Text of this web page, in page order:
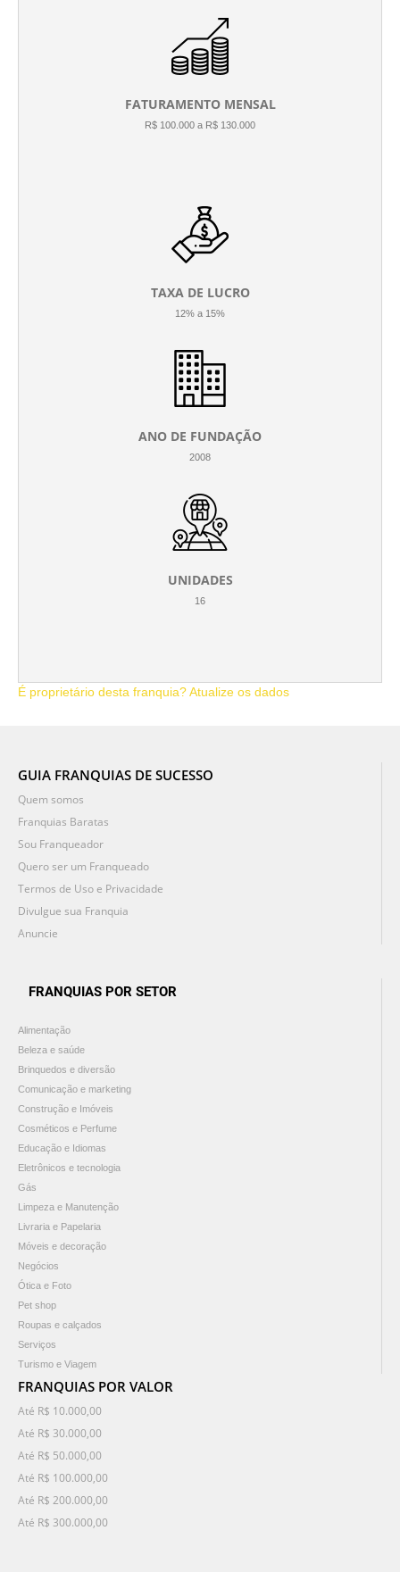
FATURAMENTO MENSAL
R$ 100.000 a R$ 130.000
TAXA DE LUCRO
12% a 15%
ANO DE FUNDAÇÃO
2008
UNIDADES
16
É proprietário desta franquia? Atualize os dados
GUIA FRANQUIAS DE SUCESSO
Quem somos
Franquias Baratas
Sou Franqueador
Quero ser um Franqueado
Termos de Uso e Privacidade
Divulgue sua Franquia
Anuncie
FRANQUIAS POR SETOR
Alimentação
Beleza e saúde
Brinquedos e diversão
Comunicação e marketing
Construção e Imóveis
Cosméticos e Perfume
Educação e Idiomas
Eletrônicos e tecnologia
Gás
Limpeza e Manutenção
Livraria e Papelaria
Móveis e decoração
Negócios
Ótica e Foto
Pet shop
Roupas e calçados
Serviços
Turismo e Viagem
FRANQUIAS POR VALOR
Até R$ 10.000,00
Até R$ 30.000,00
Até R$ 50.000,00
Até R$ 100.000,00
Até R$ 200.000,00
Até R$ 300.000,00